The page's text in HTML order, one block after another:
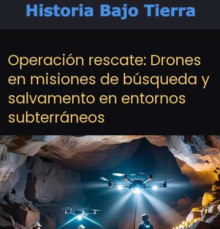
Operación rescate: Drones
en misiones de búsqueda y
salvamento en entornos
subterráneos